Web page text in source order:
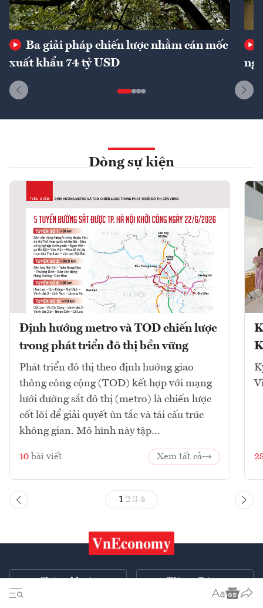
Ba giải pháp chiến lược nhằm cán mốc
xuất khẩu 74 tỷ USD
Dòng sự kiện
Định hướng metro và TOD chiến lược
trong phát triển đô thị bền vững
Phát triển đô thị theo định hướng giao
thông công cộng (TOD) kết hợp với mạng
lưới đường sắt đô thị (metro) là chiến lược
cốt lõi để giải quyết ùn tắc và tái cấu trúc
không gian. Mô hình này tập...
10 bài viết Xem tất cả
1 23 4
Chứng khoán Tiêu & Dùng